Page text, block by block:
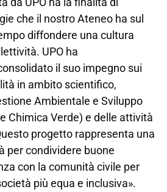
che il nostro Ateneo ha sul
diffondere una cultura
UPO ha
il suo impegno sui
in ambito scientifico,
Ambientale e Sviluppo
Chimica Verde) e delle attività
progetto rappresenta una
per condividere buone
con la comunità civile per
più equa e inclusiva».